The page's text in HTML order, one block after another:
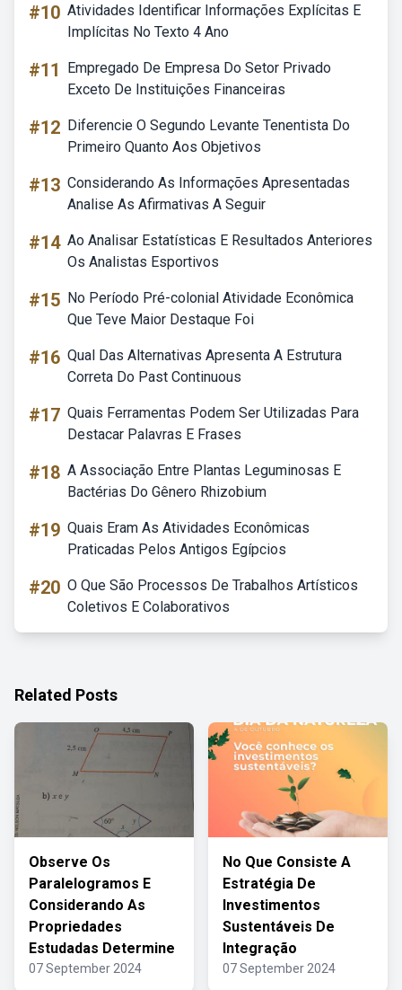
#10 Atividades Identificar Informações Explícitas E
Implícitas No Texto 4 Ano
#11
Empregado De Empresa Do Setor Privado
Exceto De Instituições Financeiras
#12 Diferencie O Segundo Levante Tenentista Do
Primeiro Quanto Aos Objetivos
#13 Considerando As Informações Apresentadas
Analise As Afirmativas A Seguir
#14 Ao Analisar Estatísticas E Resultados Anteriores
Os Analistas Esportivos
#15 No Período Pré-colonial Atividade Econômica
Que Teve Maior Destaque Foi
#16 Qual Das Alternativas Apresenta A Estrutura
Correta Do Past Continuous
#17 Quais Ferramentas Podem Ser Utilizadas Para
Destacar Palavras E Frases
#18 A Associação Entre Plantas Leguminosas E
Bactérias Do Gênero Rhizobium
#19 Quais Eram As Atividades Econômicas
Praticadas Pelos Antigos Egípcios
#20 O Que São Processos De Trabalhos Artísticos
Coletivos E Colaborativos
Related Posts
Observe Os
Paralelogramos E
Considerando As
Propriedades
Estudadas Determine
07 September 2024
No Que Consiste A
Estratégia De
Investimentos
Sustentáveis De
Integração
07 September 2024